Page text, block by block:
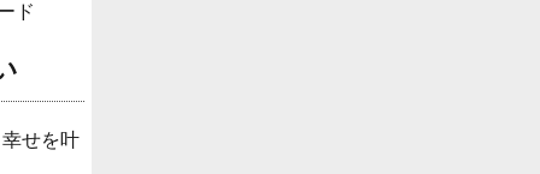
ド
せを叶